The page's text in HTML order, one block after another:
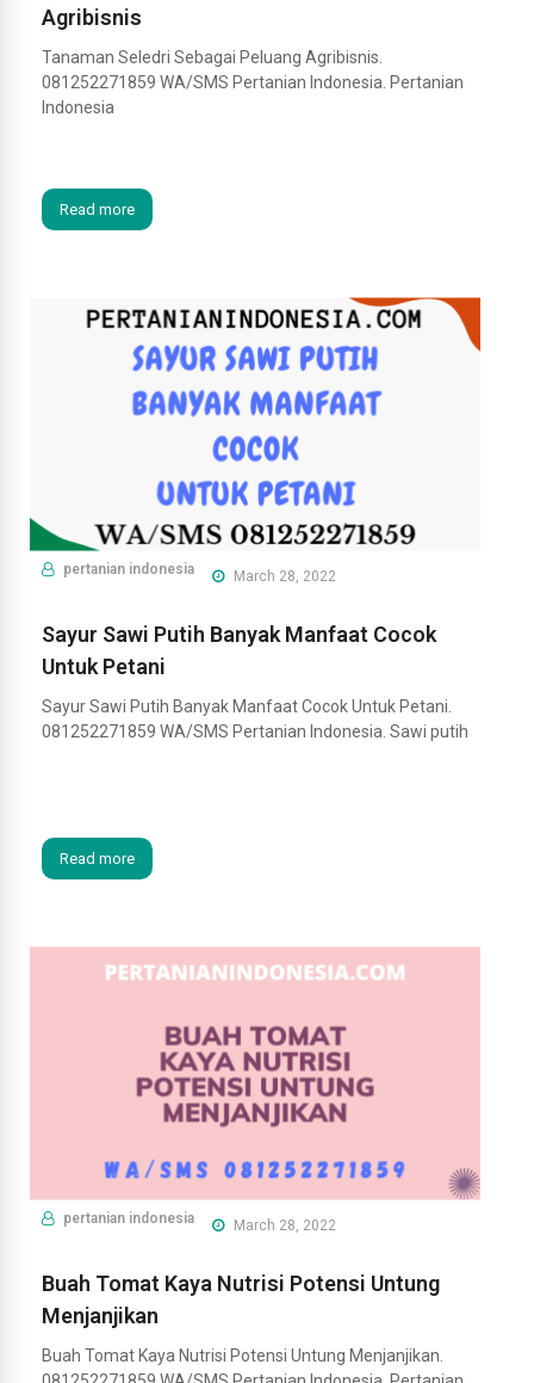
Agribisnis
Tanaman Seledri Sebagai Peluang Agribisnis.
081252271859 WA/SMS Pertanian Indonesia. Pertanian
Indonesia
Read more
pertanian indonesia March 28, 2022
Sayur Sawi Putih Banyak Manfaat Cocok
Untuk Petani
Sayur Sawi Putih Banyak Manfaat Cocok Untuk Petani.
081252271859 WA/SMS Pertanian Indonesia. Sawi putih
Read more
pertanian indonesia March 28, 2022
Buah Tomat Kaya Nutrisi Potensi Untung
Menjanjikan
Buah Tomat Kaya Nutrisi Potensi Untung Menjanjikan.